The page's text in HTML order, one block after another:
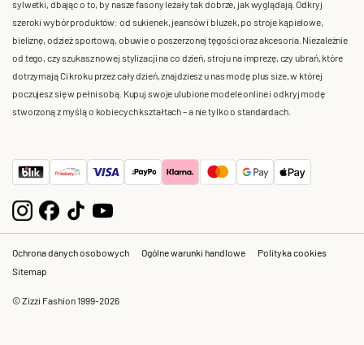
sylwetki, dbając o to, by nasze fasony leżały tak dobrze, jak wyglądają. Odkryj
szeroki wybór produktów: od sukienek, jeansów i bluzek, po stroje kąpielowe,
bieliznę, odzież sportową, obuwie o poszerzonej tęgości oraz akcesoria. Niezależnie
od tego, czy szukasz nowej stylizacji na co dzień, stroju na imprezę, czy ubrań, które
dotrzymają Ci kroku przez cały dzień, znajdziesz u nas modę plus size, w której
poczujesz się w pełni sobą. Kupuj swoje ulubione modele online i odkryj modę
stworzoną z myślą o kobiecych kształtach – a nie tylko o standardach.
Ochrona danych osobowych Ogólne warunki handlowe
Polityka cookies
Sitemap
© Zizzi Fashion 1999-2026